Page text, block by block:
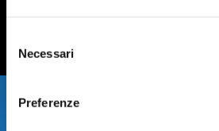
Selection
Necessari
Preferenze